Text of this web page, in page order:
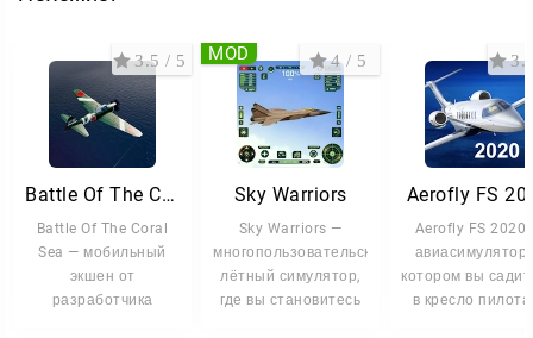
Battle Of The Coral Sea
Battle Of The Coral
Sea — мобильный
экшен от
разработчика
3.5 / 5
Sky Warriors
Sky Warriors —
многопользовательский
лётный симулятор,
где вы становитесь
4 / 5
MOD
Aerofly FS
Aerofly FS 2020
авиасимулятор,
котором вы
в кресло